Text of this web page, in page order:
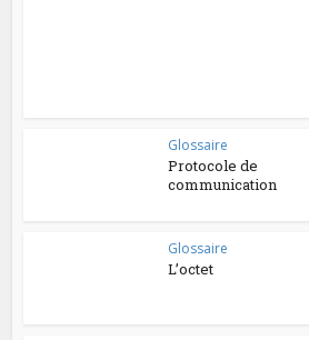
Glossaire
Protocole de
communication
Glossaire
L’octet